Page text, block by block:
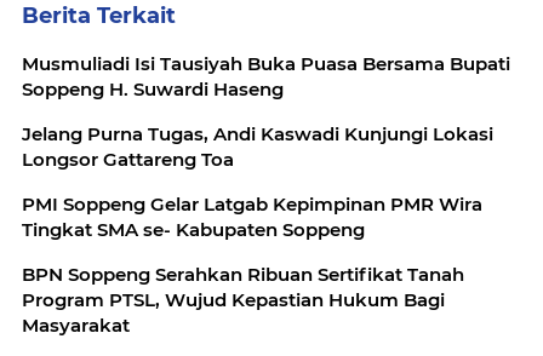
Berita Terkait
Musmuliadi Isi Tausiyah Buka Puasa Bersama Bupati
Soppeng H. Suwardi Haseng
Jelang Purna Tugas, Andi Kaswadi Kunjungi Lokasi
Longsor Gattareng Toa
PMI Soppeng Gelar Latgab Kepimpinan PMR Wira
Tingkat SMA se- Kabupaten Soppeng
BPN Soppeng Serahkan Ribuan Sertifikat Tanah
Program PTSL, Wujud Kepastian Hukum Bagi
Masyarakat